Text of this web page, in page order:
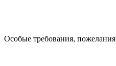
Особые требования, пожелания